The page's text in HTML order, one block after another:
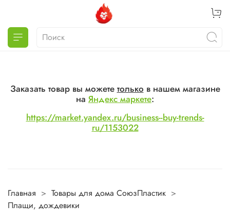
Заказать товар вы можете только в нашем магазине
на Яндекс маркете:
https://market.yandex.ru/business--buy-trends-
ru/1153022
Главная
Товары для дома СоюзПластик
Плащи, дождевики